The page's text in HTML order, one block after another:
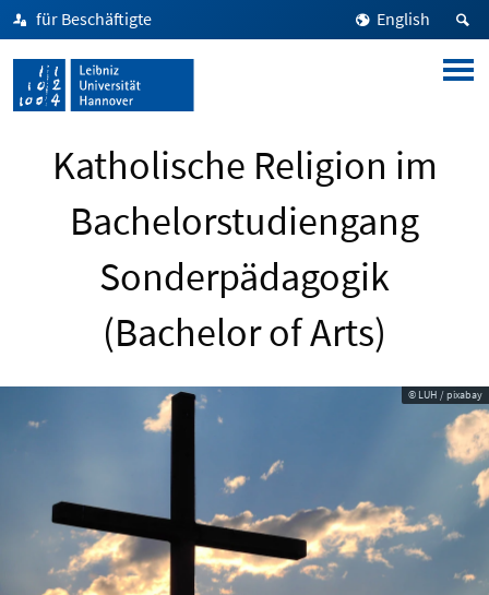
für Beschäftigte English
Katholische Religion im
Bachelorstudiengang
Sonderpädagogik
(Bachelor of Arts)
© LUH / pixabay